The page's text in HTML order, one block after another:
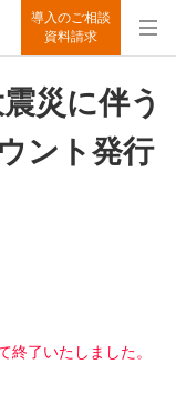
導入のご相談
資料請求
災に伴う
ント発行
了いたしました。